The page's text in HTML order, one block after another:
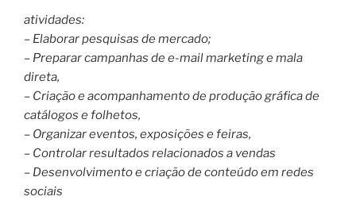
atividades:
– Elaborar pesquisas de mercado;
– Preparar campanhas de e-mail marketing e mala
direta,
– Criação e acompanhamento de produção gráfica de
catálogos e folhetos,
– Organizar eventos, exposições e feiras,
– Controlar resultados relacionados a vendas
– Desenvolvimento e criação de conteúdo em redes
sociais